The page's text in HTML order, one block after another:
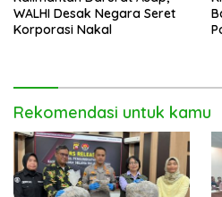
WALHI Desak Negara Seret
Korporasi Nakal
Rekomendasi untuk kamu